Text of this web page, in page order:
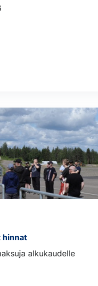
hinnat
alkukaudelle